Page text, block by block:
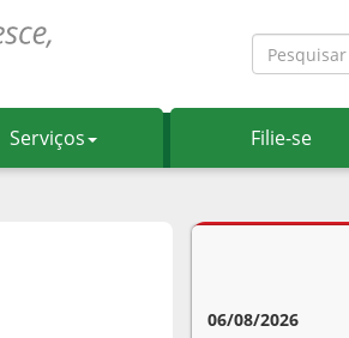
Serviços Filie-se
06/08/2026